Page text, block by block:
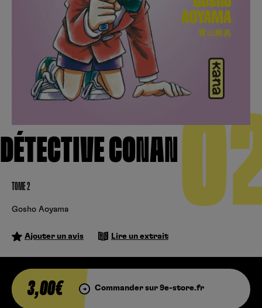
DÉTECTIVE CONAN
TOME 2
Gosho Aoyama
Ajouter un avis Lire un extrait
3,00€ Commander sur 9e-store.fr
Fnac
Se connecter
Hunter x Hunter
Fire Force
Black Butler